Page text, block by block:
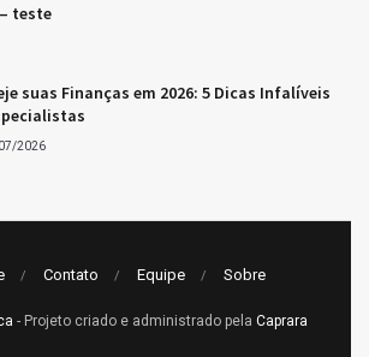
teste
suas Finanças em 2026: 5 Dicas Infalíveis
2026
Contato Equipe Sobre
- Projeto criado e administrado pela Caprara